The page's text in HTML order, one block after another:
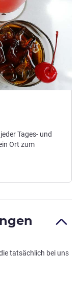
Tages- und
Ort zum
tatsächlich bei uns